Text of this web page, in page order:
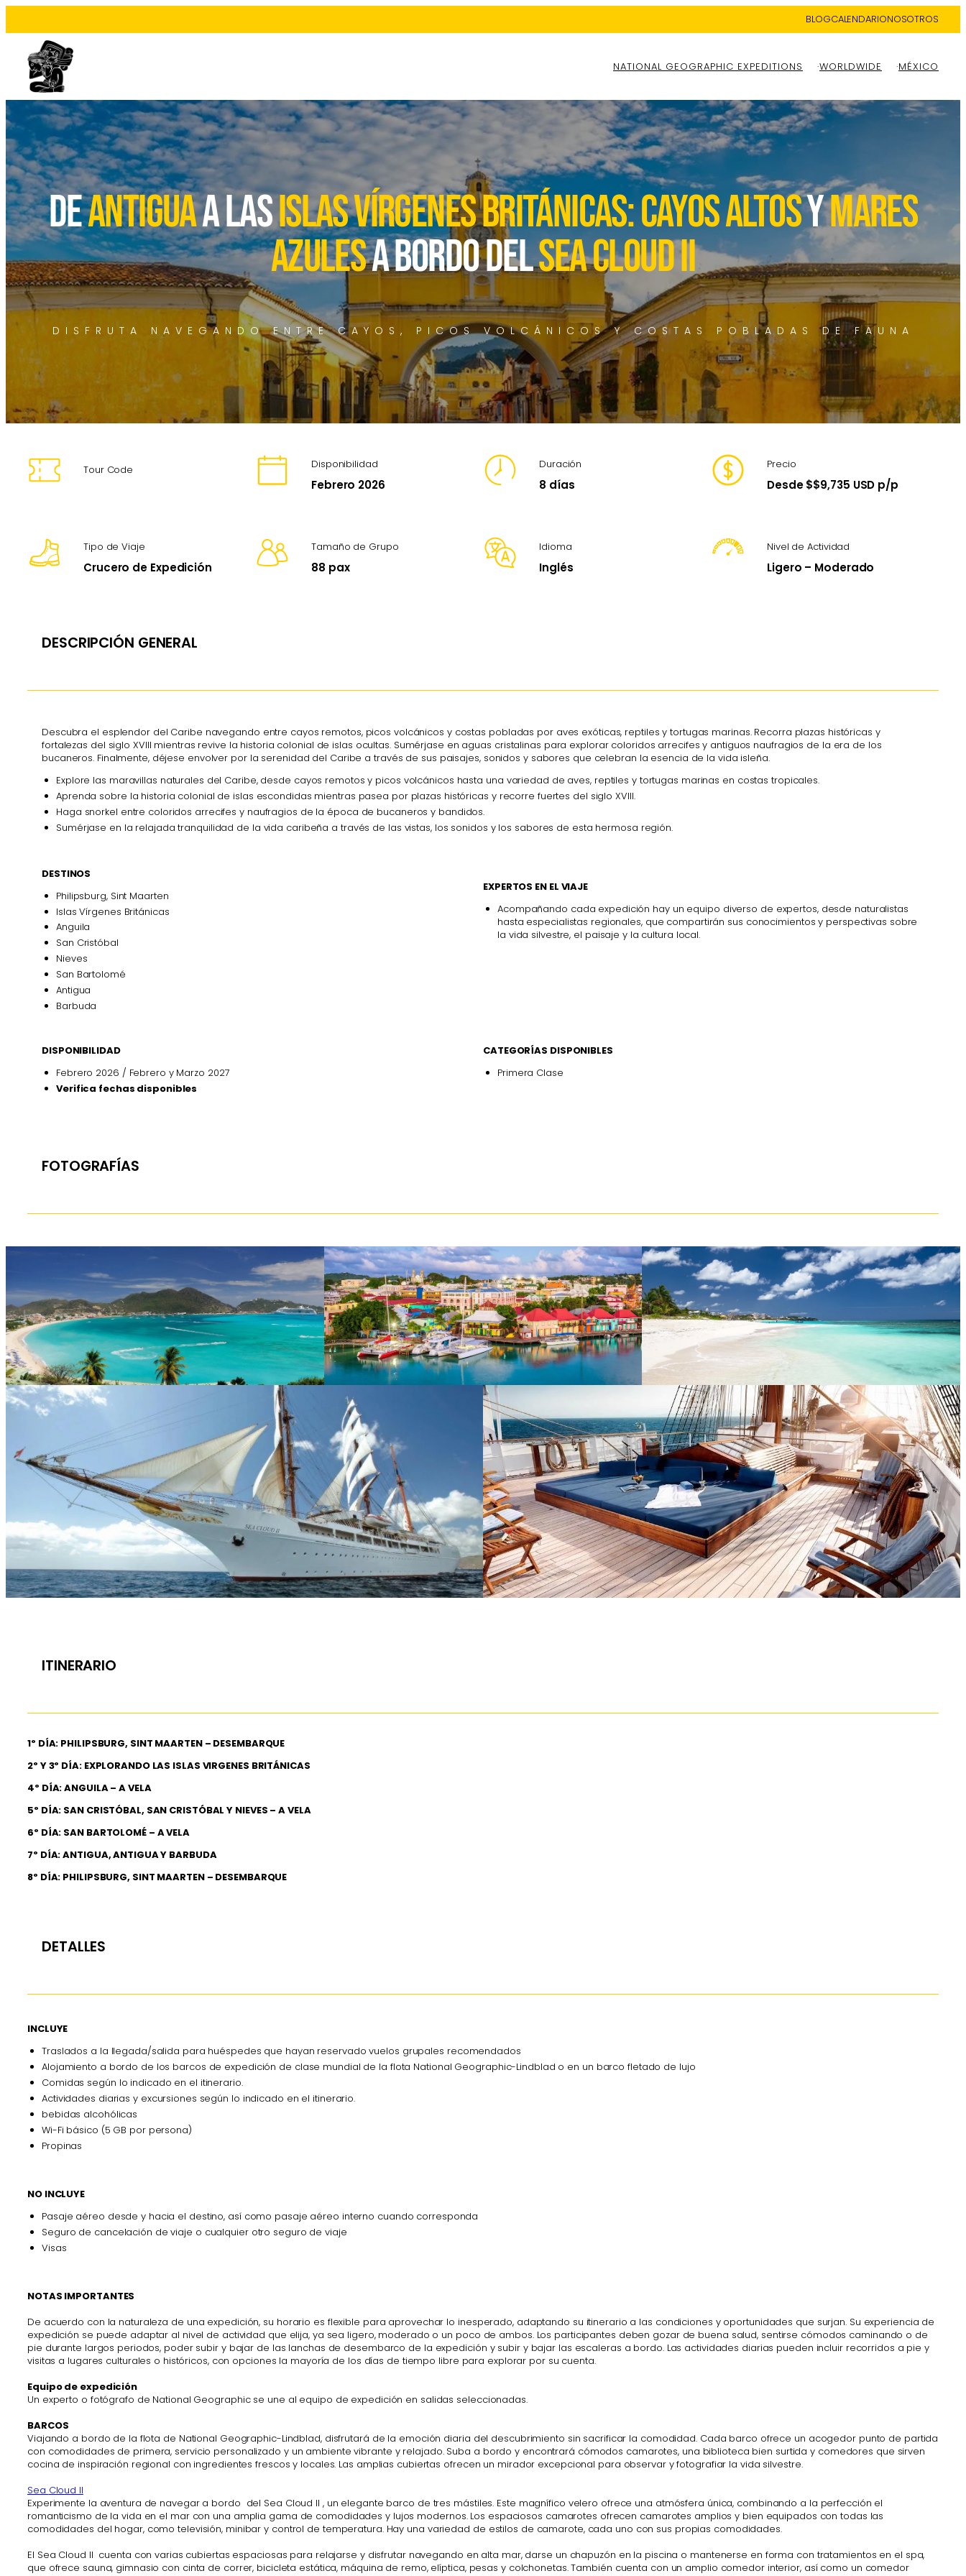
BLOGCALENDARIONOSOTROS
NATIONAL GEOGRAPHIC EXPEDITIONS WORLDWIDE MÉXICO
deantiguaa lasislas vírgenes británicas: cayos altosymares
azulesa bordo delsea cloud II
DISFRUTA NAVEGANDO ENTRE CAYOS, PICOS VOLCÁNICOS Y COSTAS POBLADAS DE FAUNA
Tour Code Disponibilidad
Febrero 2026
Duración
8 días
Precio
Desde $$9,735 USD p/p
Tipo de Viaje
Crucero de Expedición
Tamaño de Grupo
88 pax
Idioma
Inglés
Nivel de Actividad
Ligero – Moderado
DESCRIPCIÓN GENERAL
Descubra el esplendor del Caribe navegando entre cayos remotos, picos volcánicos y costas pobladas por aves exóticas, reptiles y tortugas marinas. Recorra plazas históricas y
fortalezas del siglo XVIII mientras revive la historia colonial de islas ocultas. Sumérjase en aguas cristalinas para explorar coloridos arrecifes y antiguos naufragios de la era de los
bucaneros. Finalmente, déjese envolver por la serenidad del Caribe a través de sus paisajes, sonidos y sabores que celebran la esencia de la vida isleña.
Explore las maravillas naturales del Caribe, desde cayos remotos y picos volcánicos hasta una variedad de aves, reptiles y tortugas marinas en costas tropicales.
Aprenda sobre la historia colonial de islas escondidas mientras pasea por plazas históricas y recorre fuertes del siglo XVIII.
Haga snorkel entre coloridos arrecifes y naufragios de la época de bucaneros y bandidos.
Sumérjase en la relajada tranquilidad de la vida caribeña a través de las vistas, los sonidos y los sabores de esta hermosa región.
DESTINOS
Philipsburg, Sint Maarten
Islas Vírgenes Británicas
Anguila
San Cristóbal
Nieves
San Bartolomé
Antigua
Barbuda
EXPERTOS EN EL VIAJE
Acompañando cada expedición hay un equipo diverso de expertos, desde naturalistas
hasta especialistas regionales, que compartirán sus conocimientos y perspectivas sobre
la vida silvestre, el paisaje y la cultura local.
DISPONIBILIDAD
Febrero 2026 / Febrero y Marzo 2027
Verifica fechas disponibles
CATEGORÍAS DISPONIBLES
Primera Clase
FOTOGRAFÍAS
ITINERARIO
1º DÍA: PHILIPSBURG, SINT MAARTEN – DESEMBARQUE
2º Y 3º DÍA: EXPLORANDO LAS ISLAS VIRGENES BRITÁNICAS
4º DÍA: ANGUILA – A VELA
5º DÍA: SAN CRISTÓBAL, SAN CRISTÓBAL Y NIEVES – A VELA
6º DÍA: SAN BARTOLOMÉ – A VELA
7º DÍA: ANTIGUA, ANTIGUA Y BARBUDA
8º DÍA: PHILIPSBURG, SINT MAARTEN – DESEMBARQUE
DETALLES
INCLUYE
Traslados a la llegada/salida para huéspedes que hayan reservado vuelos grupales recomendados
Alojamiento a bordo de los barcos de expedición de clase mundial de la flota National Geographic-Lindblad o en un barco fletado de lujo
Comidas según lo indicado en el itinerario.
Actividades diarias y excursiones según lo indicado en el itinerario.
bebidas alcohólicas
Wi-Fi básico (5 GB por persona)
Propinas
NO INCLUYE
Pasaje aéreo desde y hacia el destino, así como pasaje aéreo interno cuando corresponda
Seguro de cancelación de viaje o cualquier otro seguro de viaje
Visas
NOTAS IMPORTANTES
De acuerdo con la naturaleza de una expedición, su horario es flexible para aprovechar lo inesperado, adaptando su itinerario a las condiciones y oportunidades que surjan. Su experiencia de
expedición se puede adaptar al nivel de actividad que elija, ya sea ligero, moderado o un poco de ambos. Los participantes deben gozar de buena salud, sentirse cómodos caminando o de
pie durante largos periodos, poder subir y bajar de las lanchas de desembarco de la expedición y subir y bajar las escaleras a bordo. Las actividades diarias pueden incluir recorridos a pie y
visitas a lugares culturales o históricos, con opciones la mayoría de los días de tiempo libre para explorar por su cuenta.
Equipo de expedición
Un experto o fotógrafo de National Geographic se une al equipo de expedición en salidas seleccionadas.
BARCOS
Viajando a bordo de la flota de National Geographic-Lindblad, disfrutará de la emoción diaria del descubrimiento sin sacrificar la comodidad. Cada barco ofrece un acogedor punto de partida
con comodidades de primera, servicio personalizado y un ambiente vibrante y relajado. Suba a bordo y encontrará cómodos camarotes, una biblioteca bien surtida y comedores que sirven
cocina de inspiración regional con ingredientes frescos y locales. Las amplias cubiertas ofrecen un mirador excepcional para observar y fotografiar la vida silvestre.
Sea Cloud II
Experimente la aventura de navegar a bordo del Sea Cloud II , un elegante barco de tres mástiles. Este magnífico velero ofrece una atmósfera única, combinando a la perfección el
romanticismo de la vida en el mar con una amplia gama de comodidades y lujos modernos. Los espaciosos camarotes ofrecen camarotes amplios y bien equipados con todas las
comodidades del hogar, como televisión, minibar y control de temperatura. Hay una variedad de estilos de camarote, cada uno con sus propias comodidades.
El Sea Cloud II cuenta con varias cubiertas espaciosas para relajarse y disfrutar navegando en alta mar, darse un chapuzón en la piscina o mantenerse en forma con tratamientos en el spa,
que ofrece sauna, gimnasio con cinta de correr, bicicleta estática, máquina de remo, elíptica, pesas y colchonetas. También cuenta con un amplio comedor interior, así como un comedor